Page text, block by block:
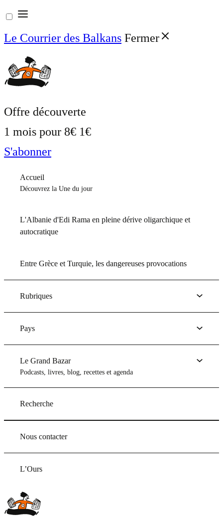
Aller
au
contenu
Le Courrier des Balkans Fermer
Offre découverte
1 mois pour 8€ 1€
S'abonner
Accueil
Découvrez la Une du jour
L'Albanie d'Edi Rama en pleine dérive oligarchique et
autocratique
Entre Grèce et Turquie, les dangereuses provocations
Rubriques
Pays
Le Grand Bazar
Podcasts, livres, blog, recettes et agenda
Recherche
Nous contacter
L’Ours